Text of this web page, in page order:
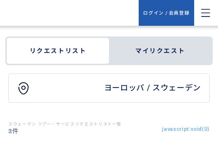
ログイン / 会員登録
リクエストリスト マイリクエスト
ヨーロッパ / スウェーデン
スウェーデン ツアー・サービスリクエストリスト一覧
3件 javascript:void(0)